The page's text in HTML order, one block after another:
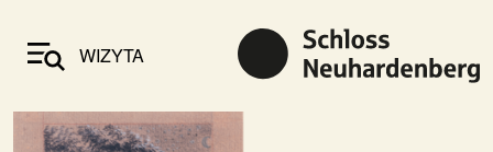
WIZYTA